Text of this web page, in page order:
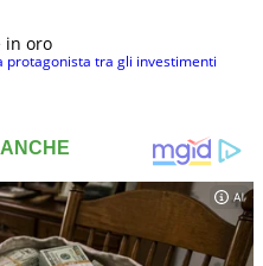
in oro
protagonista tra gli investimenti